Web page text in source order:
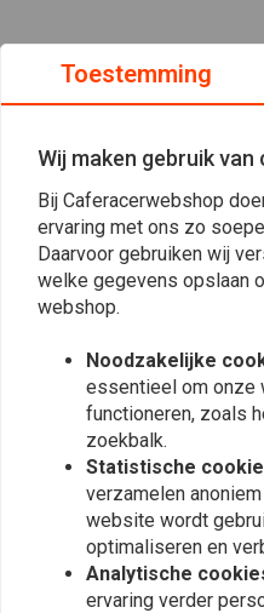
Op de
Toestemming
Wij maken gebruik van
Bij Caferacerwebshop
ervaring met ons zo
Daarvoor gebruiken wij
welke gegevens opslaan
webshop.
Noodzakelijke
essentieel om onze
functioneren, zoals
zoekbalk.
Statistische
verzamelen
website wordt
optimaliseren en
Analytische
ervaring verder